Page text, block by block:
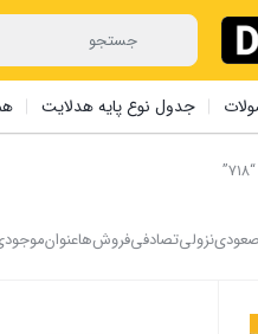
جدول نوع پایه هدلایت
صعودینزولیتصادفیفروش‌هاعنوان